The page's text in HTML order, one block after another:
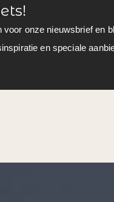
voor onze nieuwsbrief en
en speciale